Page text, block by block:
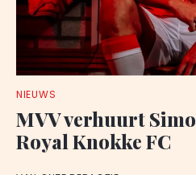
NIEUWS
MVV verhuurt
Royal Knokke FC